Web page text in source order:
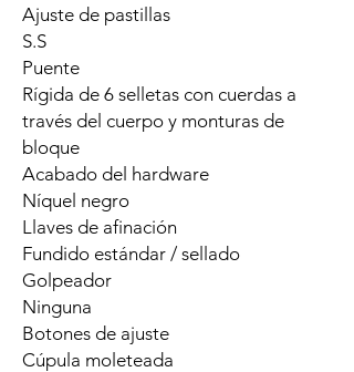
Ajuste de pastillas
S.S
Puente
Rígida de 6 selletas con cuerdas a
través del cuerpo y monturas de
bloque
Acabado del hardware
Níquel negro
Llaves de afinación
Fundido estándar / sellado
Golpeador
Ninguna
Botones de ajuste
Cúpula moleteada